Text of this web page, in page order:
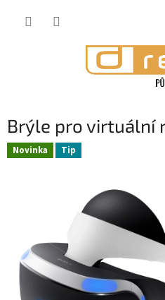
Brýle pro virtuální
Novinka Tip